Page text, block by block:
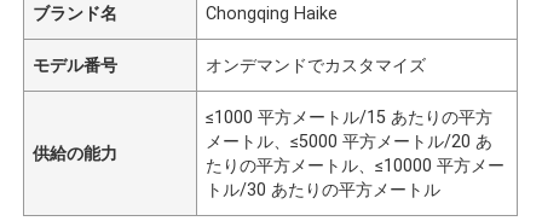
ブランド名 Chongqing Haike
モデル番号 オンデマンドでカスタマイズ
供給の能力
≤1000 平方メートル/15 あたりの平方
メートル、≤5000 平方メートル/20 あ
たりの平方メートル、≤10000 平方メー
トル/30 あたりの平方メートル